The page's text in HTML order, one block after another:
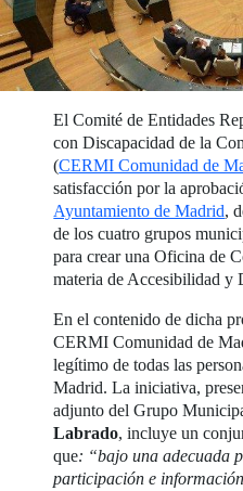
El Comité de Entidades
con Discapacidad de la
(CERMI Comunidad de
satisfacción por la
Ayuntamiento de Madrid,
de los cuatro grupos
para crear una Oficina de
materia de Accesibilidad y
En el contenido de dicha
CERMI Comunidad de
legítimo de todas las
Madrid. La iniciativa,
adjunto del Grupo
Labrado, incluye un
que: “bajo una adecuada
participación e